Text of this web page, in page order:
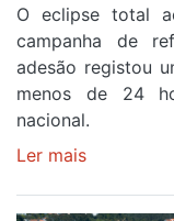
primeira
etapa
da
87ª
Volta
O eclipse total
campanha de
adesão registou
menos de 24
nacional.
Ler mais